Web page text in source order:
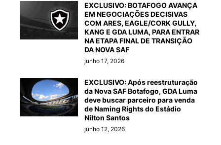
EXCLUSIVO: BOTAFOGO AVANÇA
EM NEGOCIAÇÕES DECISIVAS
COM ARES, EAGLE/CORK GULLY,
KANG E GDA LUMA, PARA ENTRAR
NA ETAPA FINAL DE TRANSIÇÃO
DA NOVA SAF
junho 17, 2026
EXCLUSIVO: Após reestruturação
da Nova SAF Botafogo, GDA Luma
deve buscar parceiro para venda
de Naming Rights do Estádio
Nilton Santos
junho 12, 2026